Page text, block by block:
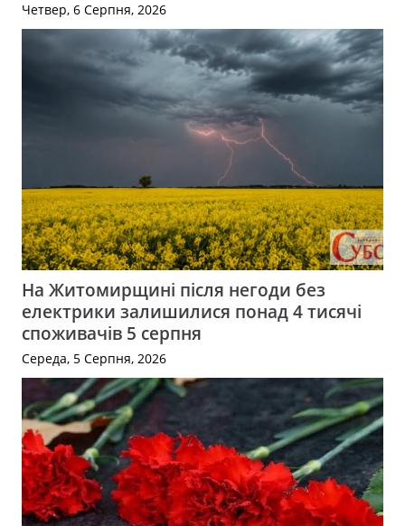
Четвер, 6 Серпня, 2026
На Житомирщині після негоди без
електрики залишилися понад 4 тисячі
споживачів 5 серпня
Середа, 5 Серпня, 2026